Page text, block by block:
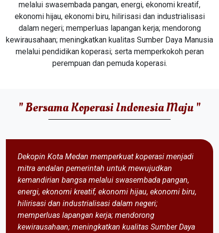
melalui swasembada pangan, energi, ekonomi kreatif,
ekonomi hijau, ekonomi biru, hilirisasi dan industrialisasi
dalam negeri; memperluas lapangan kerja; mendorong
kewirausahaan; meningkatkan kualitas Sumber Daya Manusia
melalui pendidikan koperasi; serta memperkokoh peran
perempuan dan pemuda koperasi.
" Bersama Koperasi Indonesia Maju "
Dekopin Kota Medan memperkuat koperasi menjadi
mitra andalan pemerintah untuk mewujudkan
kemandirian bangsa melalui swasembada pangan,
energi, ekonomi kreatif, ekonomi hijau, ekonomi biru,
hilirisasi dan industrialisasi dalam negeri;
memperluas lapangan kerja; mendorong
kewirausahaan; meningkatkan kualitas Sumber Daya